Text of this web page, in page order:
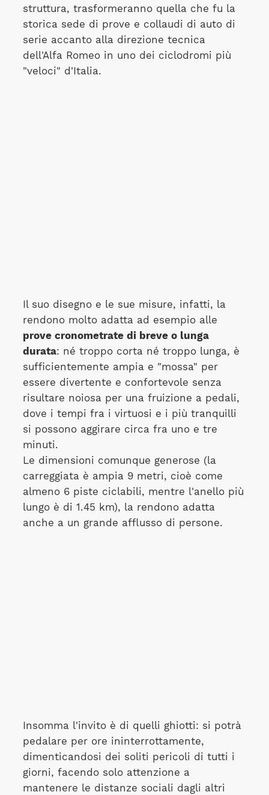
struttura, trasformeranno quella che fu la
storica sede di prove e collaudi di auto di
serie accanto alla direzione tecnica
dell'Alfa Romeo in uno dei ciclodromi più
"veloci" d'Italia.
Il suo disegno e le sue misure, infatti, la
rendono molto adatta ad esempio alle
prove cronometrate di breve o lunga
durata: né troppo corta né troppo lunga, è
sufficientemente ampia e "mossa" per
essere divertente e confortevole senza
risultare noiosa per una fruizione a pedali,
dove i tempi fra i virtuosi e i più tranquilli
si possono aggirare circa fra uno e tre
minuti.
Le dimensioni comunque generose (la
carreggiata è ampia 9 metri, cioè come
almeno 6 piste ciclabili, mentre l'anello più
lungo è di 1.45 km), la rendono adatta
anche a un grande afflusso di persone.
Insomma l'invito è di quelli ghiotti: si potrà
pedalare per ore ininterrottamente,
dimenticandosi dei soliti pericoli di tutti i
giorni, facendo solo attenzione a
mantenere le distanze sociali dagli altri